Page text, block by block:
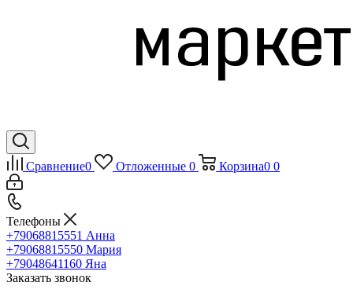
Сравнение0 Отложенные 0 Корзина0 0
Телефоны
+79068815551 Анна
+79068815550 Мария
+79048641160 Яна
Заказать звонок